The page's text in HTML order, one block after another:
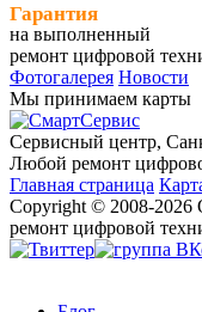
Гарантия
на выполненный
ремонт цифровой
Фотогалерея Новости
Мы принимаем карты
Сервисный центр,
Любой ремонт
Главная страница
Copyright © 2008-2026
ремонт цифровой